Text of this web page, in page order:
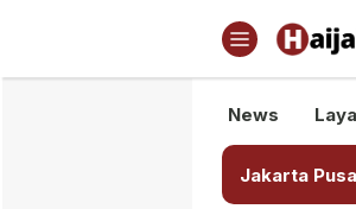
Semua
News
Jakarta